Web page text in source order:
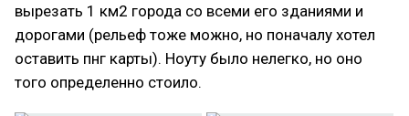
вырезать 1 км2 города со всеми его зданиями и
дорогами (рельеф тоже можно, но поначалу хотел
оставить пнг карты). Ноуту было нелегко, но оно
того определенно стоило.